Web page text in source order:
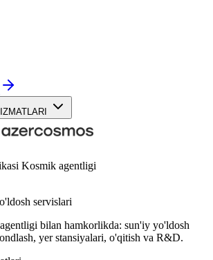
Kosmik agentligi
servislari
bilan hamkorlikda: sun'iy yo'ldosh
yer stansiyalari, o'qitish va R&D.